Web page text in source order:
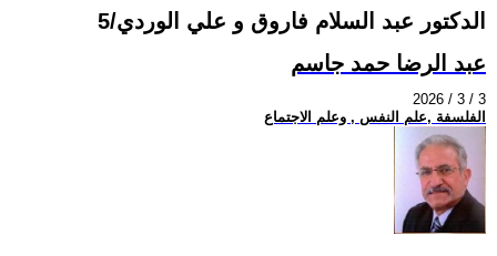
الدكتور عبد السلام فاروق و علي الوردي/5
عبد الرضا حمد جاسم
2026 / 3 / 3
الفلسفة ,علم النفس , وعلم الاجتماع